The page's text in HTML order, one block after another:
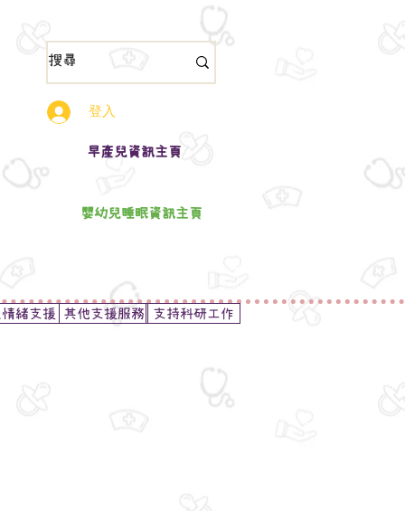
登入
​早產兒資訊主頁
嬰幼兒睡眠資訊主頁
緒支援 其他支援服務 支持科研工作
,請申請加入 早產兒資訊CUHK群組